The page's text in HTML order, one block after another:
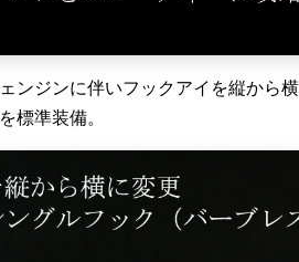
ンジンに伴いフックアイを縦から
標準装備。